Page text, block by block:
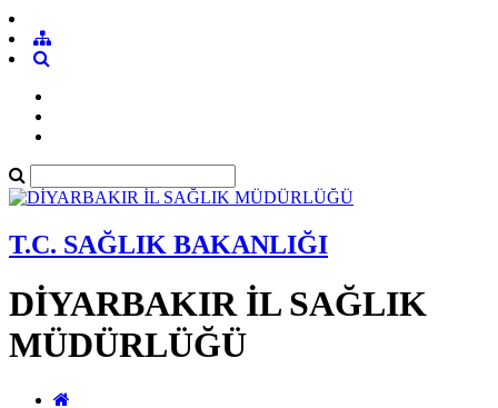
T.C. SAĞLIK BAKANLIĞI
DİYARBAKIR İL SAĞLIK
MÜDÜRLÜĞÜ